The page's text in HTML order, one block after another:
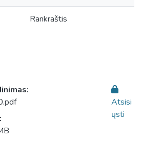
Rankraštis
Atsisi
ųsti